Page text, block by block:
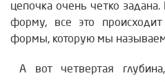
цепочка очень четко
форму, все это
формы, которую мы
А вот четвертая